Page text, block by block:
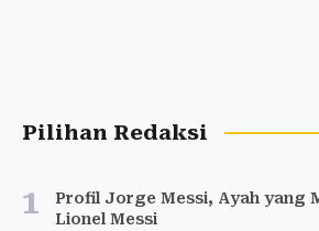
Pilihan Redaksi
1
Profil Jorge Messi, Ayah yang
Lionel Messi